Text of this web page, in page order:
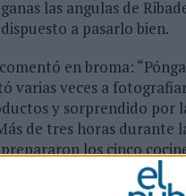
las angulas de
a pasarlo bien.
en broma:
varias veces a
y sorprendido por
de tres horas durante
los cinco